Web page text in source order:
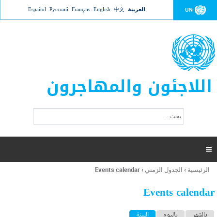
Jump to navigation UN العربية 中文
English
Français
Русский
Español
اللاجئون والمهاجرون
ت
ر
ل
ح
ب

أنت
هنا
الرئيسية › الجدول الزمني ›
Events calendar
Events calendar